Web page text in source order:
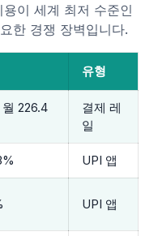
이 세계 최저 수준인
한 경쟁 장벽입니다.
유형
226.4
결제 레
일
UPI 앱
UPI 앱